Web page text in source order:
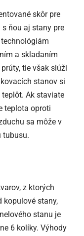
skôr pre
ňou aj stany pre
a skladaním
tie však slúži
stanov si
Ak staviate
teplota oproti
sa môže v
tubusu.
z ktorých
kopulové stany,
stanu je
6 kolíky. Výhody